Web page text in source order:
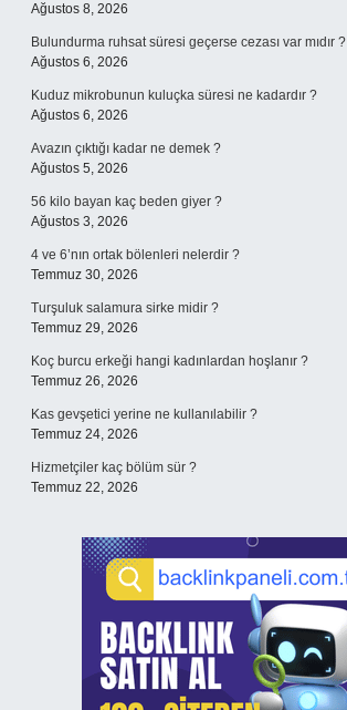
Ağustos 8, 2026
Bulundurma ruhsat süresi geçerse cezası var mıdır ?
Ağustos 6, 2026
Kuduz mikrobunun kuluçka süresi ne kadardır ?
Ağustos 6, 2026
Avazın çıktığı kadar ne demek ?
Ağustos 5, 2026
56 kilo bayan kaç beden giyer ?
Ağustos 3, 2026
4 ve 6’nın ortak bölenleri nelerdir ?
Temmuz 30, 2026
Turşuluk salamura sirke midir ?
Temmuz 29, 2026
Koç burcu erkeği hangi kadınlardan hoşlanır ?
Temmuz 26, 2026
Kas gevşetici yerine ne kullanılabilir ?
Temmuz 24, 2026
Hizmetçiler kaç bölüm sür ?
Temmuz 22, 2026